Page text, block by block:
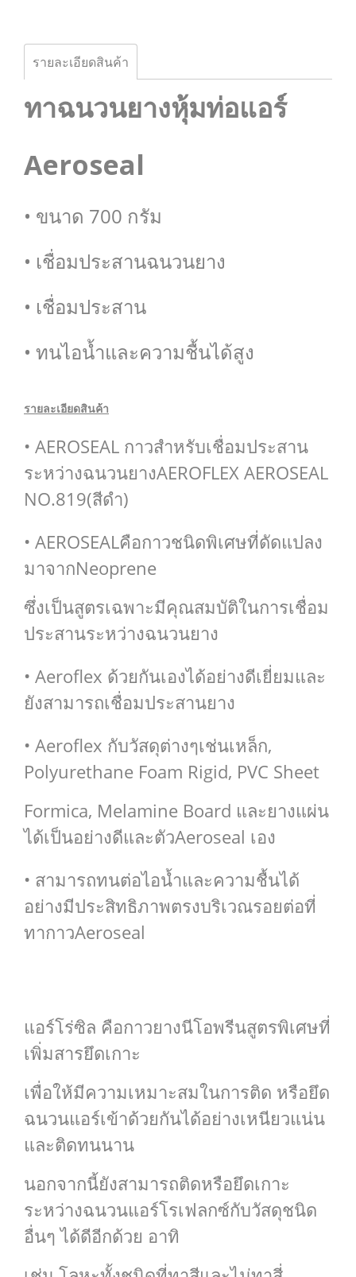
รายละเอียดสินค้า
ทาฉนวนยางหุ้มท่อแอร์
Aeroseal
• ขนาด 700 กรัม
• เชื่อมประสานฉนวนยาง
• เชื่อมประสาน
• ทนไอน้ำและความชื้นได้สูง
รายละเอียดสินค้า
• AEROSEAL กาวสำหรับเชื่อมประสาน
ระหว่างฉนวนยางAEROFLEX AEROSEAL
NO.819(สีดำ)
• AEROSEALคือกาวชนิดพิเศษที่ดัดแปลง
มาจากNeoprene
ซึ่งเป็นสูตรเฉพาะมีคุณสมบัติในการเชื่อม
ประสานระหว่างฉนวนยาง
• Aeroflex ด้วยกันเองได้อย่างดีเยี่ยมและ
ยังสามารถเชื่อมประสานยาง
• Aeroflex กับวัสดุต่างๆเช่นเหล็ก,
Polyurethane Foam Rigid, PVC Sheet
Formica, Melamine Board และยางแผ่น
ได้เป็นอย่างดีและตัวAeroseal เอง
• สามารถทนต่อไอน้ำและความชื้นได้
อย่างมีประสิทธิภาพตรงบริเวณรอยต่อที่
ทากาวAeroseal
แอร์โร่ซิล คือกาวยางนีโอพรีนสูตรพิเศษที่
เพิ่มสารยึดเกาะ
เพื่อให้มีความเหมาะสมในการติด หรือยึด
ฉนวนแอร์เข้าด้วยกันได้อย่างเหนียวแน่น
และติดทนนาน
นอกจากนี้ยังสามารถติดหรือยึดเกาะ
ระหว่างฉนวนแอร์โรเฟลกซ์กับวัสดุชนิด
อื่นๆ ได้ดีอีกด้วย อาทิ